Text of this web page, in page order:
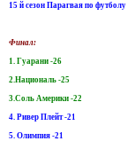
15 й сезон Парагвая по футболу
Финал:
1. Гуарани -26
2.Националь -25
3.Соль Америки -22
4. Ривер Плейт -21
5. Олимпия -21